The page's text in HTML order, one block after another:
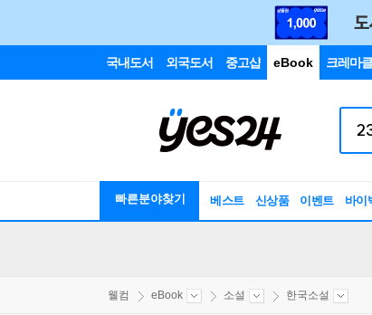
국내도서 외국도서 중고샵 eBook 크레마
빠른분야찾기 베스트 신상품 이벤트 바이
웰컴 eBook 소설 한국소설